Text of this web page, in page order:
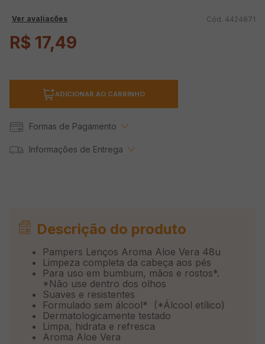
Ver avaliações 4424871
R$ 17,49
ADICIONAR AO CARRINHO
Formas de Pagamento
Informações de Entrega
Descrição do produto
Pampers Lenços Aroma Aloe Vera 48u
Limpeza completa da cabeça aos pés
Para uso em bumbum, mãos e rostos*.
*Não use dentro dos olhos
Suaves e resistentes
Formulado sem álcool* (*Álcool etílico)
Dermatologicamente testado
Limpa, hidrata e refresca
Aroma Aloe Vera